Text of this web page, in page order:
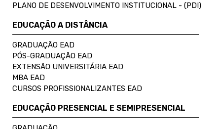
PLANO DE DESENVOLVIMENTO INSTITUCIONAL - (PDI)
EDUCAÇÃO A DISTÂNCIA
GRADUAÇÃO EAD
PÓS-GRADUAÇÃO EAD
EXTENSÃO UNIVERSITÁRIA EAD
MBA EAD
CURSOS PROFISSIONALIZANTES EAD
EDUCAÇÃO PRESENCIAL E SEMIPRESENCIAL